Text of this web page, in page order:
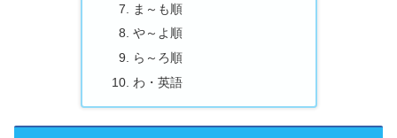
ま～も順
や～よ順
ら～ろ順
わ・英語